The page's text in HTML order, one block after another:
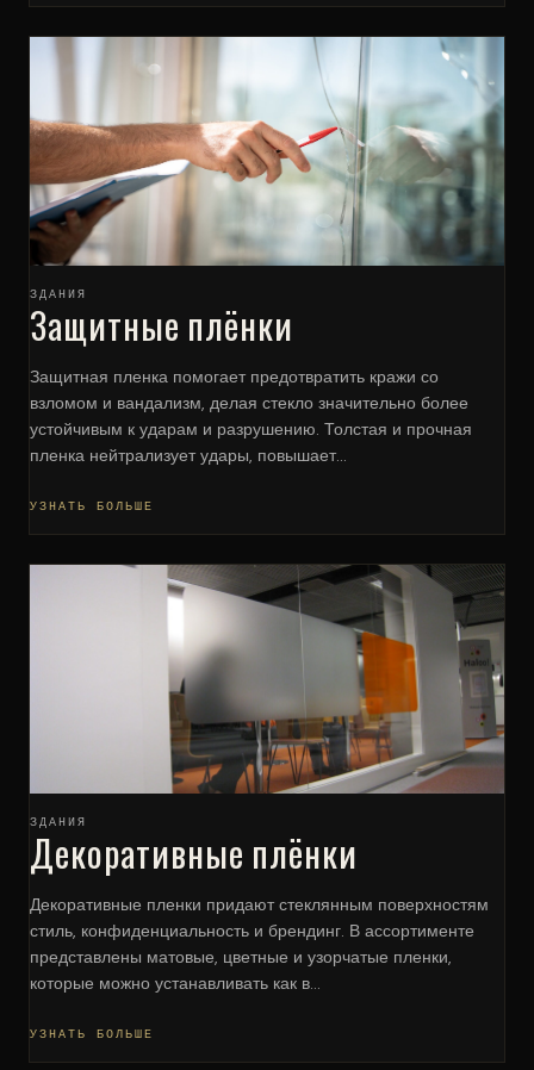
ЗДАНИЯ
Защитные плёнки
Защитная пленка помогает предотвратить кражи со
взломом и вандализм, делая стекло значительно более
устойчивым к ударам и разрушению. Толстая и прочная
пленка нейтрализует удары, повышает...
УЗНАТЬ БОЛЬШЕ
ЗДАНИЯ
Декоративные плёнки
Декоративные пленки придают стеклянным поверхностям
стиль, конфиденциальность и брендинг. В ассортименте
представлены матовые, цветные и узорчатые пленки,
которые можно устанавливать как в...
УЗНАТЬ БОЛЬШЕ